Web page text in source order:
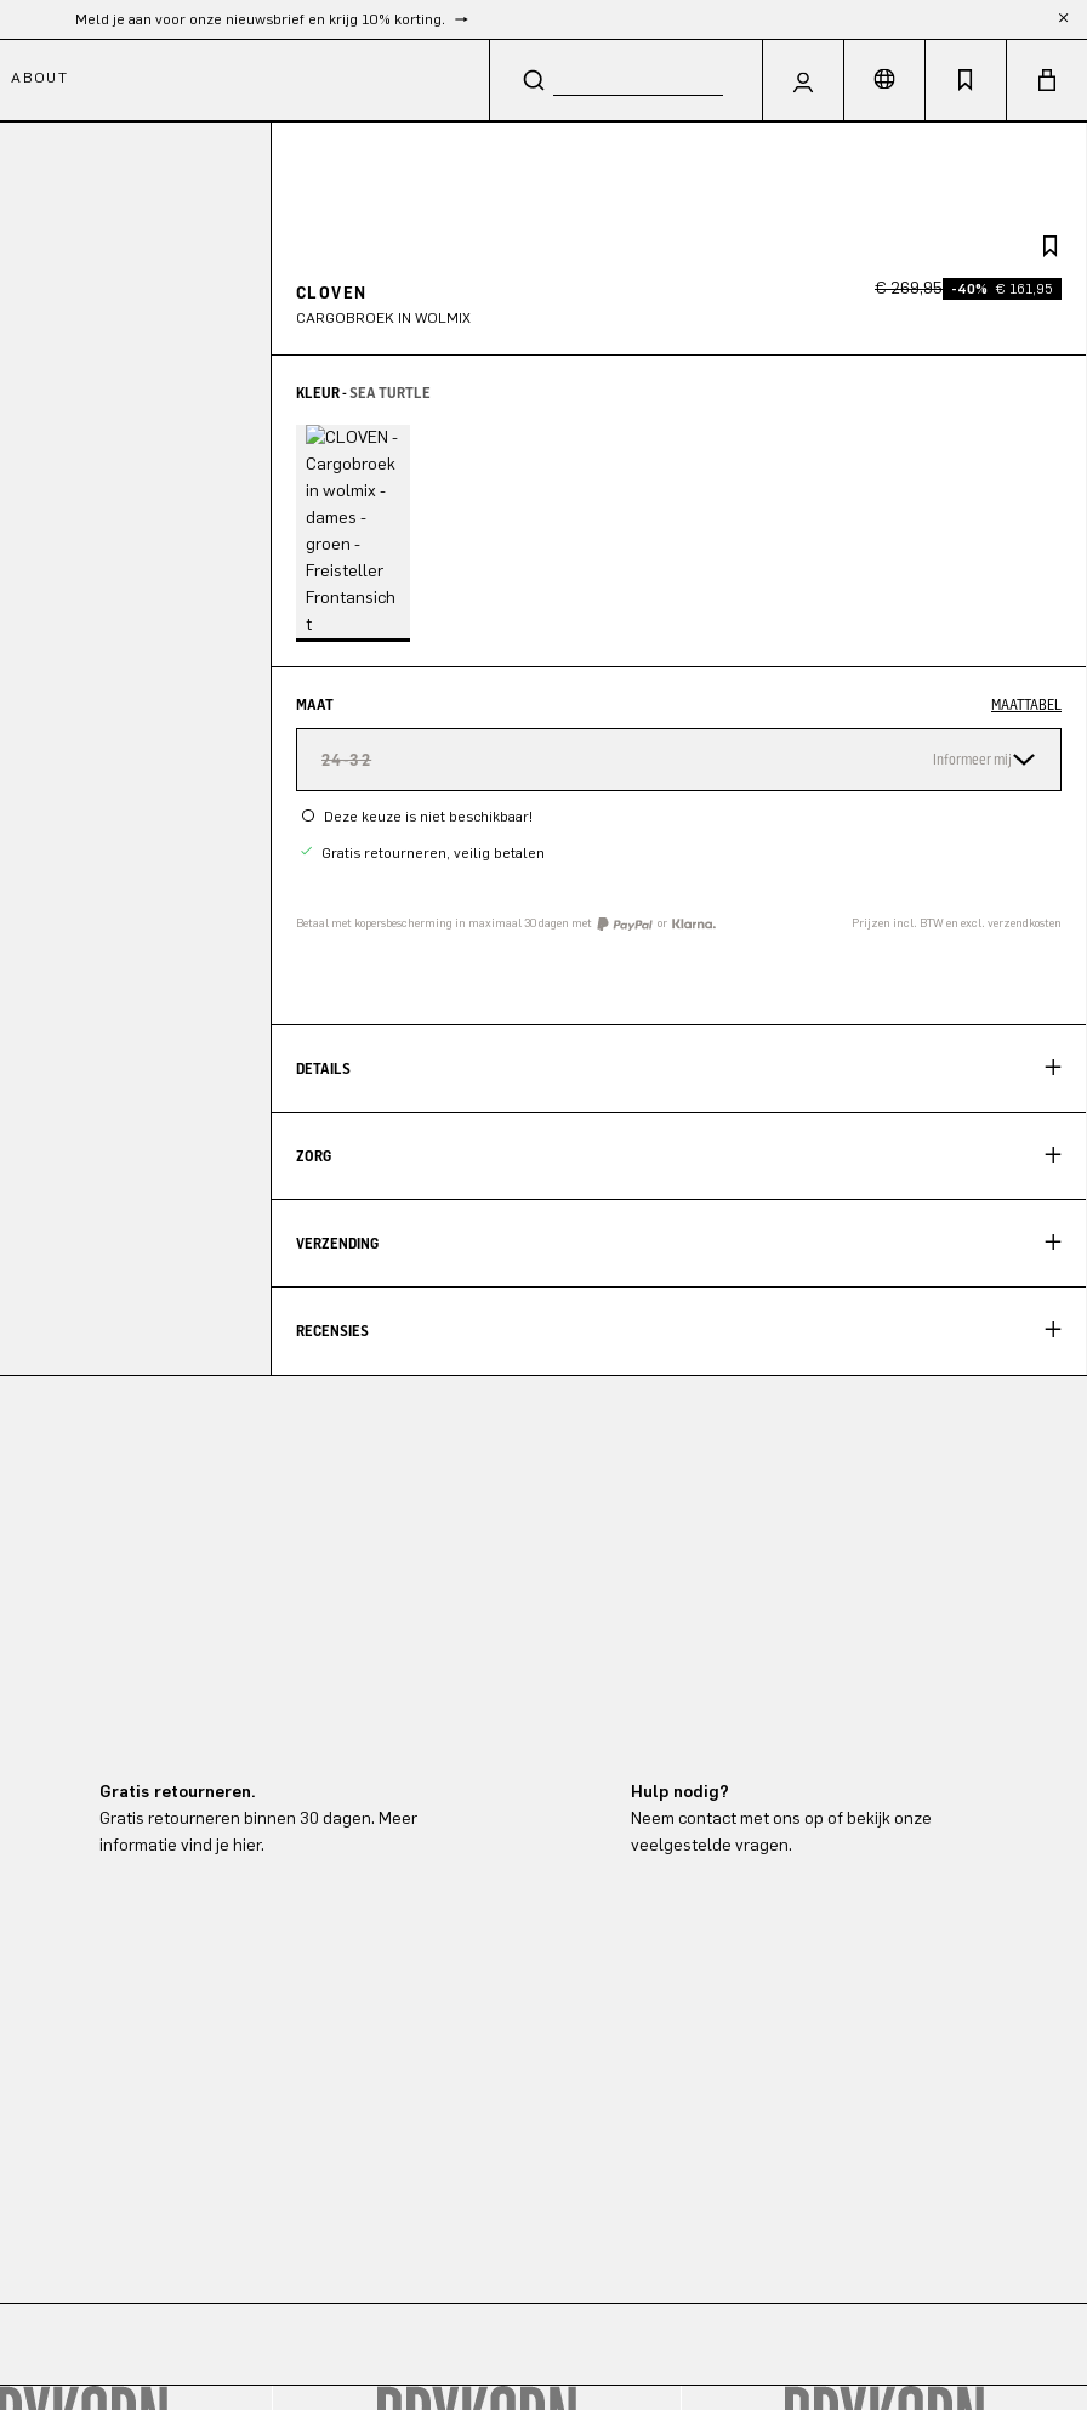
Gratis verzending vanaf €300
ABOUT
CLOVEN
CARGOBROEK IN WOLMIX
€ 269,95 -40% € 161,95
KLEUR -SEA TURTLE
MAAT MAATTABEL
24-32 Informeer mij
Deze keuze is niet beschikbaar!
Gratis retourneren, veilig betalen
Betaal met kopersbescherming in maximaal 30 dagen met or Prijzen incl. BTW en excl. verzendkosten
DETAILS
ZORG
VERZENDING
RECENSIES
Gratis retourneren.
Gratis retourneren binnen 30 dagen. Meer
informatie vind je hier.
Hulp nodig?
Neem contact met ons op of bekijk onze
veelgestelde vragen.